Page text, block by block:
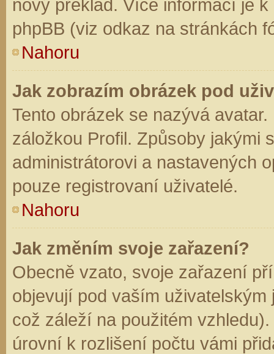
nový překlad. Více informací je
phpBB (viz odkaz na stránkách
Nahoru
Jak zobrazím obrázek pod
Tento obrázek se nazývá
záložkou Profil. Způsoby jakými
administrátorovi a nastavených
pouze registrovaní uživatelé.
Nahoru
Jak změním svoje zařazení?
Obecně vzato, svoje zařazení
objevují pod vaším
což záleží na použitém
úrovní k rozlišení počtu vámi